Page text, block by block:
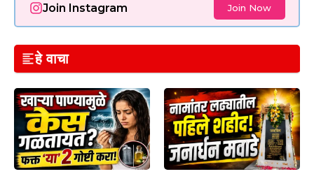
Join Instagram Join Now
हे वाचा